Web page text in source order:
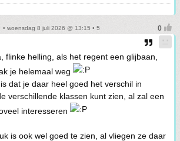
• woensdag 8 juli 2026 @ 13:15 • 5
flinke helling, als het regent een glijbaan,
je helemaal weg
dat je daar heel goed het verschil in
verschillende klassen kunt zien, al zal een
interesseren
is ook wel goed te zien, al vliegen ze daar